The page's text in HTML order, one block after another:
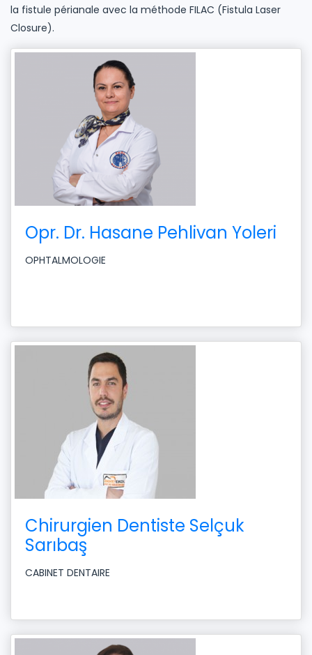
la fistule périanale avec la méthode FILAC (Fistula Laser
Closure).
Opr. Dr. Hasane Pehlivan Yoleri
OPHTALMOLOGIE
Chirurgien Dentiste Selçuk
Sarıbaş
CABINET DENTAIRE